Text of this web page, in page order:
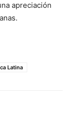
apreciación
Latina